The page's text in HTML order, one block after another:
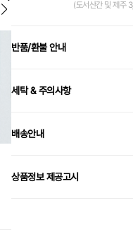
(도서산간 및 제주
반품/환불 안내
세탁 & 주의사항
배송안내
상품정보 제공고시